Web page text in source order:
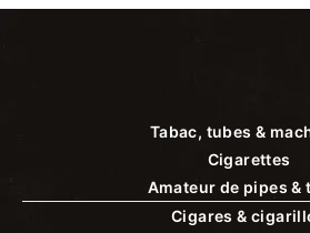
Tabac, tubes &
Cigarettes
Amateur de pipes &
Cigares &